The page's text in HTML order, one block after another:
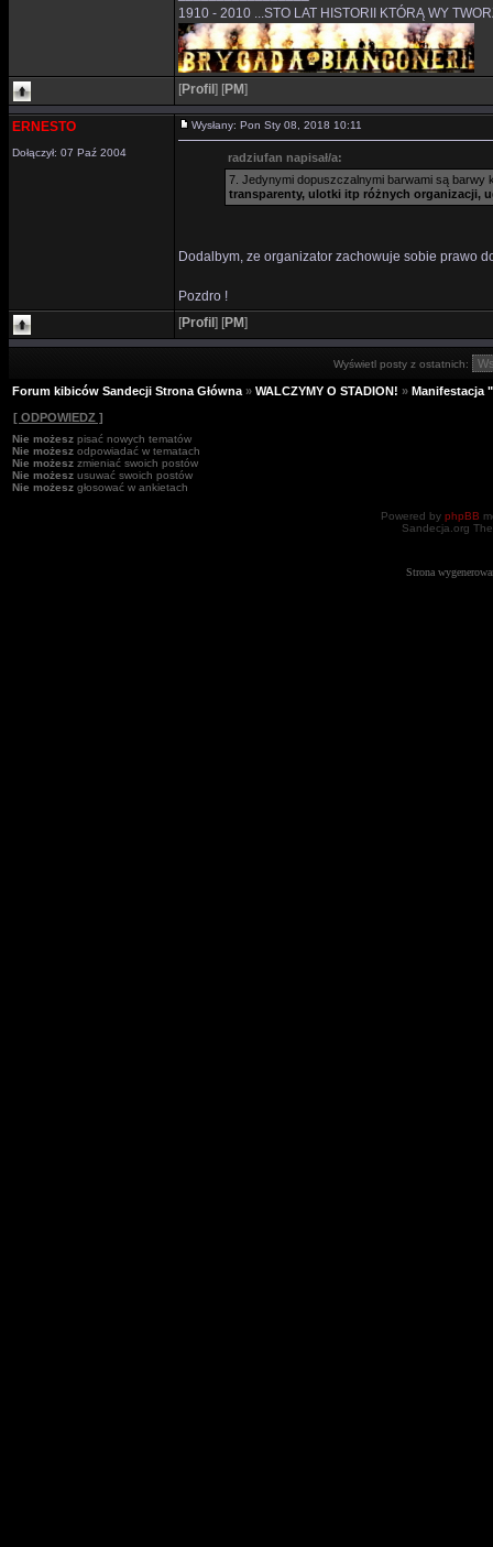
1910 - 2010 ...STO LAT HISTORII KTÓRĄ WY
[Profil ] [PM]
ERNESTO
Dołączył: 07 Paź 2004
Wysłany: Pon Sty 08, 2018 10:11
radziufan napisał/a:
7. Jedynymi dopuszczalnymi barwami są
transparenty, ulotki itp różnych organizacji,
Dodalbym, ze organizator zachowuje sobie prawo
Pozdro !
[Profil ] [PM]
Wyświetl posty z ostatnich:
Forum kibiców Sandecji Strona Główna » WALCZYMY O STADION! » Manifestacja
[ ODPOWIEDZ ]
Nie możesz pisać nowych tematów
Nie możesz odpowiadać w tematach
Nie możesz zmieniać swoich postów
Nie możesz usuwać swoich postów
Nie możesz głosować w ankietach
Powered by phpBB
Sandecja.org
Strona